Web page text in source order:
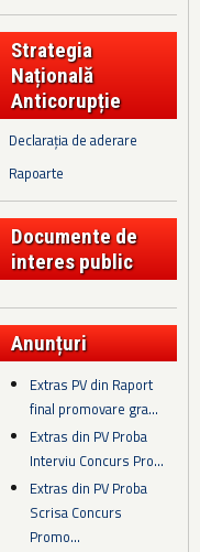
Strategia
Națională
Anticorupție
Declarația de aderare
Rapoarte
Documente de
interes public
Anunțuri
Extras PV din Raport
final promovare gra...
Extras din PV Proba
Interviu Concurs Pro...
Extras din PV Proba
Scrisa Concurs
Promo...